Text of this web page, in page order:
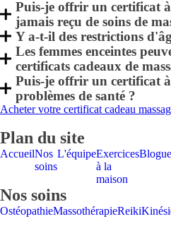
Puis-je offrir un certificat
jamais reçu de soins de
Y a-t-il des restrictions
Les femmes enceintes
certificats cadeaux de
Puis-je offrir un certificat
problèmes de santé ?
Acheter votre certificat cadeau
Plan du site
AccueilNos
soins
L'équipeExercices
à la
maison
Blogue
Nos soins
OstéopathieMassothérapieReiki